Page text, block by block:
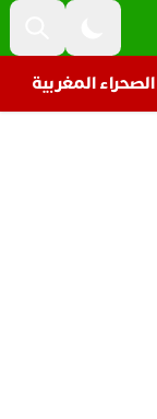
الصحراء المغربية